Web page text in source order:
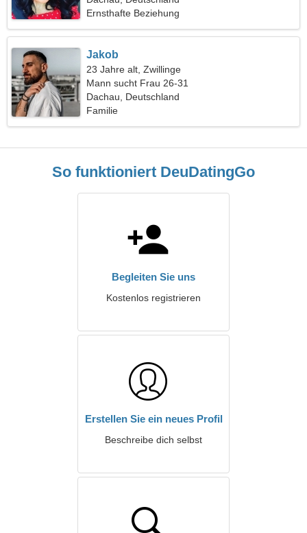
Ernsthafte Beziehung
Jakob
23 Jahre alt, Zwillinge
Mann sucht Frau 26-31
Dachau, Deutschland
Familie
So funktioniert DeuDatingGo
Begleiten Sie uns
Kostenlos registrieren
Erstellen Sie ein neues Profil
Beschreibe dich selbst